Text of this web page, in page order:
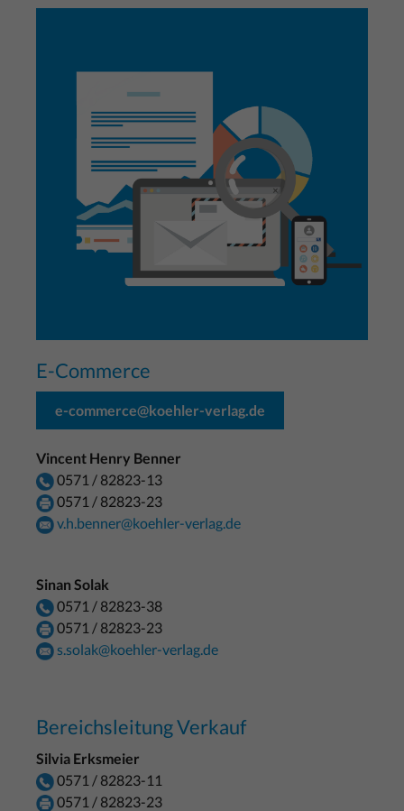
E-Commerce
e-commerce@koehler-verlag.de
Vincent Henry Benner
0571 / 82823-13
0571 / 82823-23
v.h.benner@koehler-verlag.de
Sinan Solak
0571 / 82823-38
0571 / 82823-23
s.solak@koehler-verlag.de
Bereichsleitung Verkauf
Silvia Erksmeier
0571 / 82823-11
0571 / 82823-23